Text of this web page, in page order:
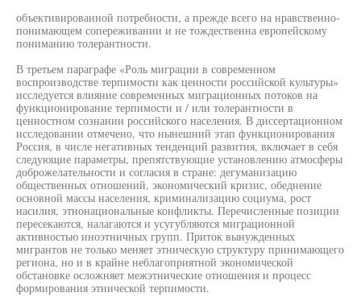
объективированной потребности, а прежде всего на нравственно-
понимающем сопереживании и не тождественна европейскому
пониманию толерантности.
В третьем параграфе «Роль миграции в современном
воспроизводстве терпимости как ценности российской культуры»
исследуется влияние современных миграционных потоков на
функционирование терпимости и / или толерантности в
ценностном сознании российского населения. В диссертационном
исследовании отмечено, что нынешний этап функционирования
Россия, в числе негативных тенденций развития, включает в себя
следующие параметры, препятствующие установлению атмосферы
доброжелательности и согласия в стране: дегуманизацию
общественных отношений, экономический кризис, обеднение
основной массы населения, криминализацию социума, рост
насилия, этнонациональные конфликты. Перечисленные позиции
пересекаются, налагаются и усугубляются миграционной
активностью иноэтничных групп. Приток вынужденных
мигрантов не только меняет этническую структуру принимающего
региона, но и в крайне неблагоприятной экономической
обстановке осложняет межэтнические отношения и процесс
формирования этнической терпимости.